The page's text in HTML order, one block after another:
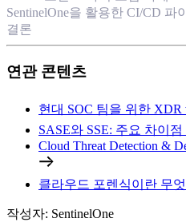
SentinelOne을 활용한 CI/CD 파
결론
연관 콘텐츠
현대 SOC 팀을 위한 XDR
SASE와 SSE: 주요 차이
Cloud Threat Detection &
클라우드 포렌식이란 무
작성자: SentinelOne